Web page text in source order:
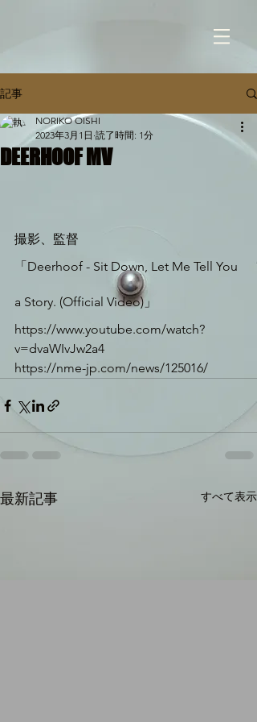
記事
DEERHOOF MV
NORIKO OISHI
2023年3月1日 読了時間: 1分
撮影、監督
「Deerhoof - Sit Down, Let Me Tell You
a Story. (Official Video)」
https://www.youtube.com/watch?
v=dvaWIvJw2a4
https://nme-jp.com/news/125016/
最新記事 すべて表示